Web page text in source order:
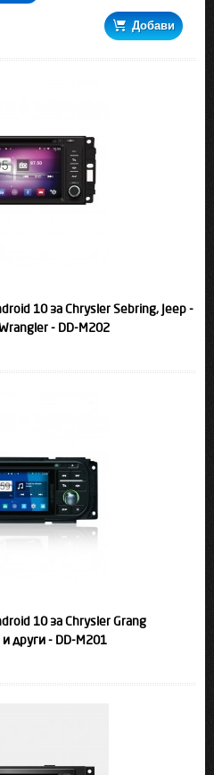
Добави
10 за Chrysler Sebring, Jeep -
- DD-M202
10 за Chrysler Grang
други - DD-M201